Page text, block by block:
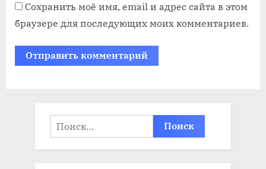
Сохранить моё имя, email и адрес сайта в этом
браузере для последующих моих комментариев.
Найти: